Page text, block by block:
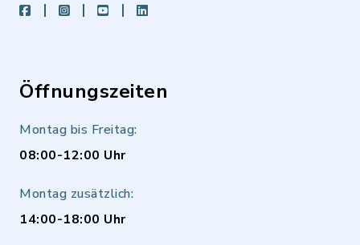
facebookinstagramyoutubeLinkedIn
Öffnungszeiten
Montag bis Freitag:
08:00-12:00 Uhr
Montag zusätzlich:
14:00-18:00 Uhr